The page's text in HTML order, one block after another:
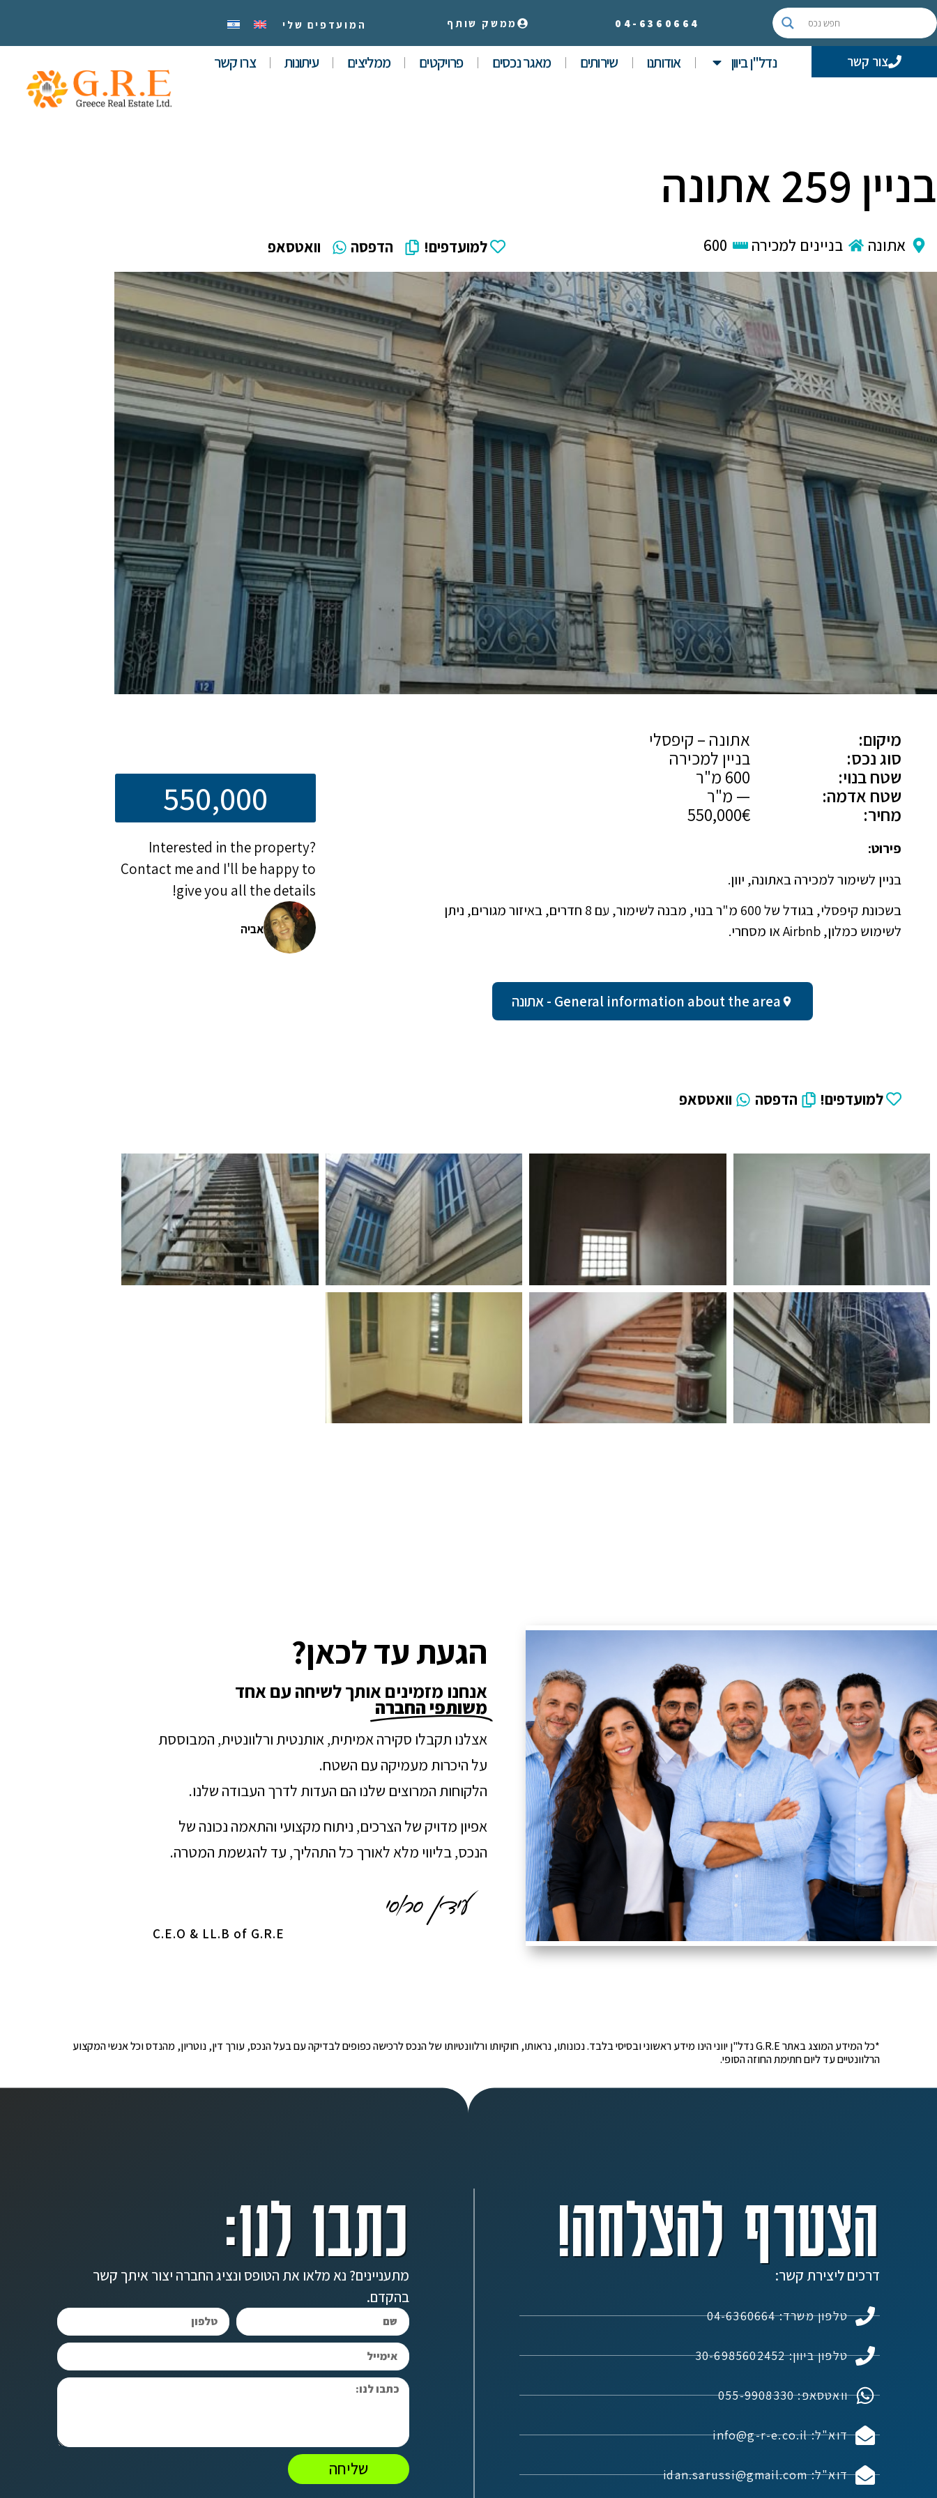
04- 6360664 ממשק שותף המועדפים שלי
צור קשר נדל"ן ביוון אודותנו שירותים מאגר נכסים פרויקטים ממליצים עיתונות צרו קשר
בניין 259 אתונה
אתונה בניינים למכירה 600 למועדפים! הדפסה וואטסאפ
מיקום:
אתונה – קיפסלי
סוג נכס:
בניין למכירה
שטח בנוי:
שטח אדמה:
— מ"ר
מחיר:
550,000€
פירוט:
בניין לשימור למכירה באתונה, יוון.
בשכונת קיפסלי, בגודל של 600 מ"ר בנוי, מבנה לשימור, עם 8 חדרים, באיזור מגורים, ניתן
לשימוש כמלון, Airbnb או מסחרי.
General information about the area - אתונה
למועדפים! הדפסה וואטסאפ
550,000
Interested in the property?
Contact me and I'll be happy to
give you all the details!
אביה
הגעת עד לכאן?
אנחנו מזמינים אותך לשיחה עם אחד
משותפי החברה
אצלנו תקבלו סקירה אמיתית, אותנטית ורלוונטית, המבוססת
על היכרות מעמיקה עם השטח.
הלקוחות המרוצים שלנו הם העדות לדרך העבודה שלנו.
אפיון מדויק של הצרכים, ניתוח מקצועי והתאמה נכונה של
הנכס, בליווי מלא לאורך כל התהליך, עד להגשמת המטרה.
C.E.O & LL.B of G.R.E
*כל המידע המוצג באתר G.R.E נדל"ן יווני הינו מידע ראשוני ובסיסי בלבד. נכונותו, נראותו, חוקיותו ורלוונטיותו של הנכס לרכישה כפופים לבדיקה עם בעל הנכס, עורך דין, נוטריון, מהנדס וכל אנשי המקצוע
הרלוונטיים עד ליום חתימת החוזה הסופי.
הצטרף להצלחה!
דרכים ליצירת קשר:
טלפון משרד: 04-6360664
טלפון ביוון: 30-6985602452
וואטסאפ: 055-9908330
דוא"ל: info@g-r-e.co.il
דוא"ל: idan.sarussi@gmail.com
כתבו לנו:
מתעניינים? נא מלאו את הטופס ונציג החברה יצור איתך קשר
בהקדם.
שליחה